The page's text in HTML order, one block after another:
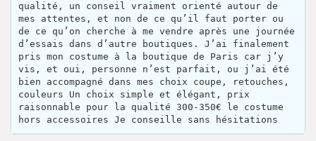
qualité, un conseil vraiment orienté autour de
mes attentes, et non de ce qu’il faut porter ou
de ce qu’on cherche à me vendre après une journée
d’essais dans d’autre boutiques. J’ai finalement
pris mon costume à la boutique de Paris car j’y
vis, et oui, personne n’est parfait, ou j’ai été
bien accompagné dans mes choix coupe, retouches,
couleurs Un choix simple et élégant, prix
raisonnable pour la qualité 300-350€ le costume
hors accessoires Je conseille sans hésitations